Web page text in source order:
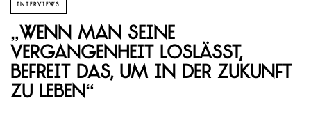
INTERVIEWS
„Wenn man seine
Vergangenheit loslässt,
befreit das, um in der Zukunft
zu leben“